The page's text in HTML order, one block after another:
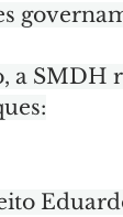
a SMDH